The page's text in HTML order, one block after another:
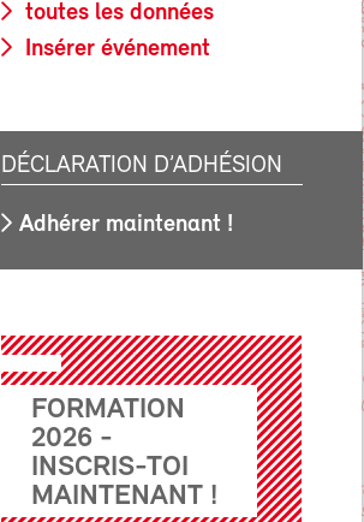
toutes les données
Insérer événement
DÉCLARATION D’ADHÉSION
Adhérer maintenant !
FORMATION
2026 -
INSCRIS-TOI
MAINTENANT !